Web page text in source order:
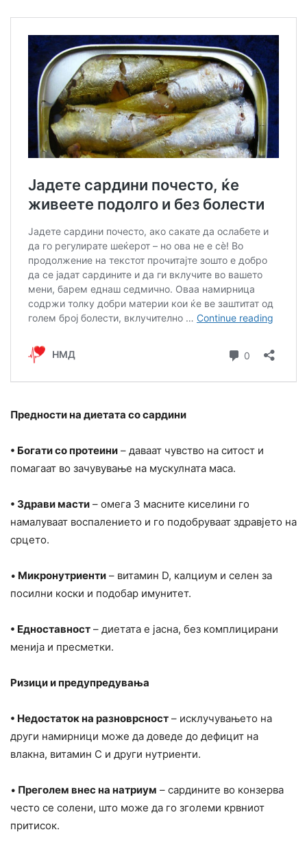
Предности на диетата со сардини
• Богати со протеини – даваат чувство на ситост и
помагаат во зачувување на мускулната маса.
• Здрави масти – омега 3 масните киселини го
намалуваат воспалението и го подобруваат здравјето на
срцето.
• Микронутриенти – витамин D, калциум и селен за
посилни коски и подобар имунитет.
• Едноставност – диетата е јасна, без комплицирани
менија и пресметки.
Ризици и предупредувања
• Недостаток на разноврсност – исклучувањето на
други намирници може да доведе до дефицит на
влакна, витамин C и други нутриенти.
• Преголем внес на натриум – сардините во конзерва
често се солени, што може да го зголеми крвниот
притисок.